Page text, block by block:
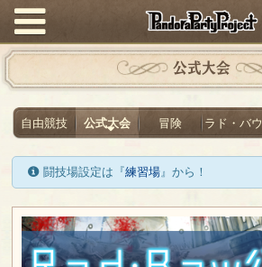
公式大会
自由競技 公式大会 冒険 ラド・バウ
闘技場設定は『練習場』から！